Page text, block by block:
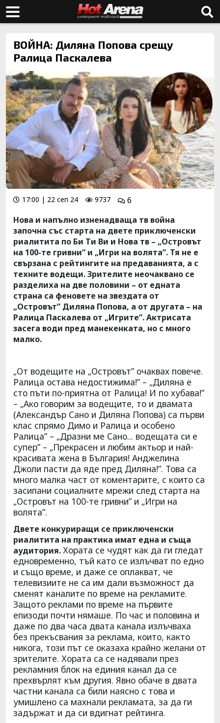
ВОЙНА: Диляна Попова срещу
Ралица Паскалева
17:00 | 22 сеп 24 9737
6
Нова и напълно изненадваща тв война
започна със старта на двете приключенски
риалитита по Би Ти Ви и Нова тв – „Островът
на 100-те гривни” и „Игри на волята”. Тя не е
свързана с рейтингите на предаванията, а с
техните водещи. Зрителите неочаквано се
разделиха на две половини – от едната
страна са феновете на звездата от
„Островът” Диляна Попова, а от другата – на
Ралица Паскалева от „Игрите”. Актрисата
засега води пред манекенката, но с много
малко.
„От водещите на „Островът” очаквах повече.
Ралица остава недостижима!” – „Диляна е
сто пъти по-приятна от Ралица! И по хубава!”
– „Ако говорим за водещите, то и двамата
(Александър Сано и Диляна Попова) са първи
клас спрямо Димо и Ралица и особено
Ралица” – „Дразни ме Сано... водещата си е
супер” – „Прекрасен и любим актьор и най-
красивата жена в България! Анджелина
Джоли пасти да яде пред Диляна!”. Това са
много малка част от коментарите, с които са
засипани социалните мрежи след старта на
„Островът на 100-те гривни” и „Игри на
волята”.
Двете конкуриращи се приключенски
риалитита на практика имат една и съща
аудитория. Хората се чудят как да ги гледат
едновременно, тъй като се излъчват по едно
и също време, и даже се оплакват, че
телевизиите не са им дали възможност да
сменят каналите по време на рекламите.
Защото реклами по време на първите
епизоди почти нямаше. По час и половина и
даже по два часа двата канала излъчваха
без прекъсвания за реклама, които, както
никога, този път се оказаха крайно желани от
зрителите. Хората са се надявали през
рекламния блок на единия канал да се
прехвърлят към другия. Явно обаче в двата
частни канала са били наясно с това и
умишлено са махнали рекламата, за да ги
задържат и да си вдигнат рейтинга.